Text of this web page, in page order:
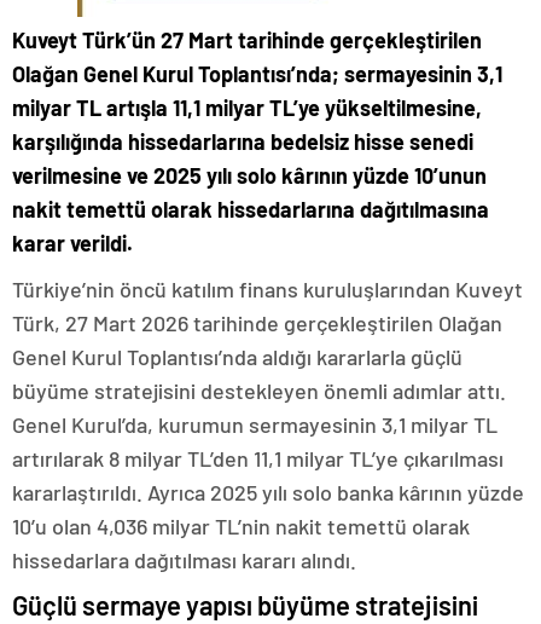
Kuveyt Türk’ün 27 Mart tarihinde gerçekleştirilen
Olağan Genel Kurul Toplantısı’nda; sermayesinin 3,1
milyar TL artışla 11,1 milyar TL’ye yükseltilmesine,
karşılığında hissedarlarına bedelsiz hisse senedi
verilmesine ve 2025 yılı solo kârının yüzde 10’unun
nakit temettü olarak hissedarlarına dağıtılmasına
karar verildi.
Türkiye’nin öncü katılım finans kuruluşlarından Kuveyt
Türk, 27 Mart 2026 tarihinde gerçekleştirilen Olağan
Genel Kurul Toplantısı’nda aldığı kararlarla güçlü
büyüme stratejisini destekleyen önemli adımlar attı.
Genel Kurul’da, kurumun sermayesinin 3,1 milyar TL
artırılarak 8 milyar TL’den 11,1 milyar TL’ye çıkarılması
kararlaştırıldı. Ayrıca 2025 yılı solo banka kârının yüzde
10’u olan 4,036 milyar TL’nin nakit temettü olarak
hissedarlara dağıtılması kararı alındı.
Güçlü sermaye yapısı büyüme stratejisini